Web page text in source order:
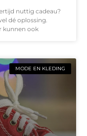
nuttig cadeau?
dé oplossing.
kunnen ook
MODE EN KLEDING